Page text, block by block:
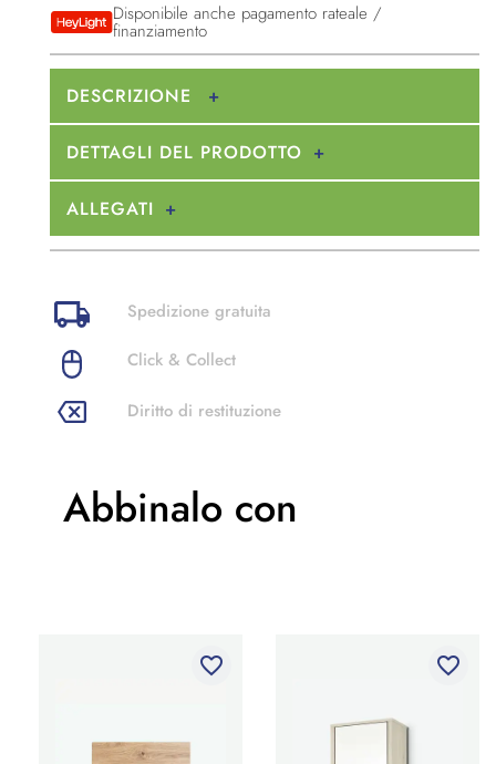
Disponibile anche pagamento rateale /
finanziamento
DESCRIZIONE
DETTAGLI DEL PRODOTTO
ALLEGATI
Spedizione gratuita
Click & Collect
Diritto di restituzione
Abbinalo con
favorite_border favorite_border